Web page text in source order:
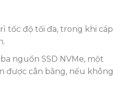
tốc độ tối đa, trong khi cáp
nguồn SSD NVMe, một
được cân bằng, nếu không